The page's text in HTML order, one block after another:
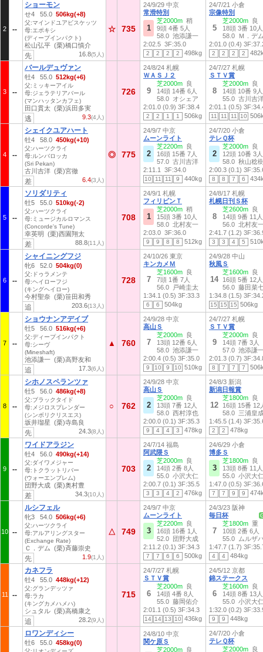
2
ショーモン
せ4 55.0 506kg(+8)
父:マインドユアビスケッツ
母:エポキシ
(ディープインパクト)
松山弘平 (栗)橋口慎介
16.8(5人)
先
☆ 735
3
バールデュヴァン
牡4 55.0 512kg(+6)
父:ミッキーアイル
母:ジェラテリアバール
(マンハッタンカフェ)
田口貫太 (栗)浜田多実
9.3(4人)
逃
726
4
シェイクユアハート
牡4 58.0 450kg(+10)
父:ハーツクライ
母:ルンバロッカ
(Sri Pekan)
古川吉洋 (栗)宮徹
6.4(3人)
差
◎ 775
5
ソリダリティ
牡5 55.0 510kg(-2)
父:ハーツクライ
母:ミュージカルロマンス
(Concorde's Tune)
幸英明 (栗)西園翔太
88.8(11人)
差
708
6
シャイニングフジ
牝6 52.0 504kg(0)
父:ドゥラメンテ
母:ヘイローフジ
(キングヘイロー)
今村聖奈 (栗)笹田和秀
203.6(13人)
追
728
7
ショウナンアデイブ
牡5 56.0 516kg(+6)
父:ディープインパクト
母:シーヴ
(Mineshaft)
池添謙一 (栗)高野友和
17.3(6人)
追
▲ 760
8
シホノスペランツァ
牡5 56.0 486kg(+8)
父:ブラックタイド
母:メジロスプレンダー
(シンボリクリスエス)
坂井瑠星 (栗)寺島良
24.3(8人)
先
○ 762
9
ワイドアラジン
牡4 56.0 490kg(+14)
父:ダイワメジャー
母:トクラットリバー
(ウォーエンブレム)
団野大成 (栗)奥村豊
34.3(10人)
差
703
10
ルシフェル
牝3 54.0 506kg(+6)
父:ハーツクライ
母:アルアリングスター
(Exchange Rate)
Ｃ．デム (栗)斉藤崇史
1.9(1人)
先
△ 749
11
カネフラ
牡4 55.0 448kg(+12)
父:グランデッツァ
母:ラカ
(キングカメハメハ)
シュタル (栗)高橋康之
28.2(9人)
追
715
ロワンディシー
牡6 55.0 458kg(0)
24/9/29 中京
常滑特別
1
芝2000m 稍
9頭 4番 5人
58.0 池添謙一
2:02.5 3F:35.0
2 2 2 2 498kg
24/7/21 小倉
宗像特別
5
芝2000m 良
18頭 3番 10人
58.0 Ｍ．デ
2:01.0 (0.4)
2 2 2 2
24/8/24 札幌
ＷＡＳＪ２
9
芝2000m 良
14頭 14番 6人
58.0 オシェア
2:01.0 (0.9) 3F:38.4
2 2 1 1 506kg
24/7/27 札幌
ＳＴＶ賞
8
芝2000m 良
14頭 10番 9人
55.0 古川吉
2:01.1 (0.5)
11 11 11 10
24/9/7 中京
ムーンライト
2
芝2200m 良
16頭 15番 7人
57.0 古川吉洋
2:11.1
3F:34.0
10 11 11 9 440kg
24/7/20 小倉
テレＱ杯
2
芝2000m 良
12頭 10番 3人
58.0 秋山稔
2:00.3 (0.1)
8 8 7 6
24/9/1 札幌
フィリピンＴ
1
芝2000m 稍
15頭 3番 10人
58.0 北村友一
2:03.0 3F:36.0
9 9 8 8 512kg
24/8/17 札幌
札幌日刊Ｓ杯
8
芝2600m 良
14頭 9番 11人
56.0 北村友
2:41.7 (1.2)
3 3 4 5
24/10/26 東京
キンカメＭ
7
芝1600m 良
7頭 1番 7人
56.0 戸崎圭太
1:34.1 (0.5) 3F:33.3
6 6 504kg
24/9/28 中山
秋風Ｓ
14
芝1600m 良
16頭 5番 12人
56.0 藤田菜
1:34.8 (1.5)
15 15 15 506kg
24/9/28 中京
高山Ｓ
7
芝2000m 良
13頭 12番 6人
58.0 池添謙一
2:00.4 (0.5) 3F:35.0
9 10 9 10 510kg
24/7/27 札幌
ＳＴＶ賞
9
芝2000m 良
14頭 7番 3人
57.0 池添謙
2:01.3 (0.7)
8 7 7 7
24/9/28 中京
高山Ｓ
2
芝2000m 良
13頭 7番 12人
58.0 西村淳也
2:00.0 (0.1) 3F:35.3
9 4 4 3 478kg
24/8/3 新潟
新潟日報賞
12
芝1800m 良
16頭 15番 12
58.0 三浦皇
1:45.5 (1.4)
2 2 478kg
24/7/14 福島
阿武隈Ｓ
2
芝2000m 良
14頭 2番 8人
55.0 小沢大仁
2:00.7 (0.1) 3F:35.5
3 3 4 2 476kg
24/6/29 小倉
博多Ｓ
3
芝1800m 良
13頭 8番 11人
55.0 小沢大
1:47.0 (0.5)
7 7 9 9
24/9/7 中京
ムーンライト
3
芝2200m 良
16頭 16番 1人
52.0 団野大成
2:11.2 (0.1) 3F:34.3
7 7 6 6 500kg
24/3/23 阪神
毎日杯
7
芝1800m 重
10頭 2番 6人
55.0 ムルザ
1:47.7 (1.7)
4 4 484kg
24/7/27 札幌
ＳＴＶ賞
6
芝2000m 良
14頭 4番 8人
55.0 藤岡佑介
2:01.1 (0.5) 3F:34.3
14 14 13 10 436kg
24/5/12 京都
錦ステークス
6
芝1600m 良
14頭 8番 13人
55.0 小沢大
1:32.0 (0.2)
9 9 448kg
24/8/10 中京
関ケ原Ｓ
芝2000m 良
24/7/20 小倉
テレＱ杯
芝2000m 良